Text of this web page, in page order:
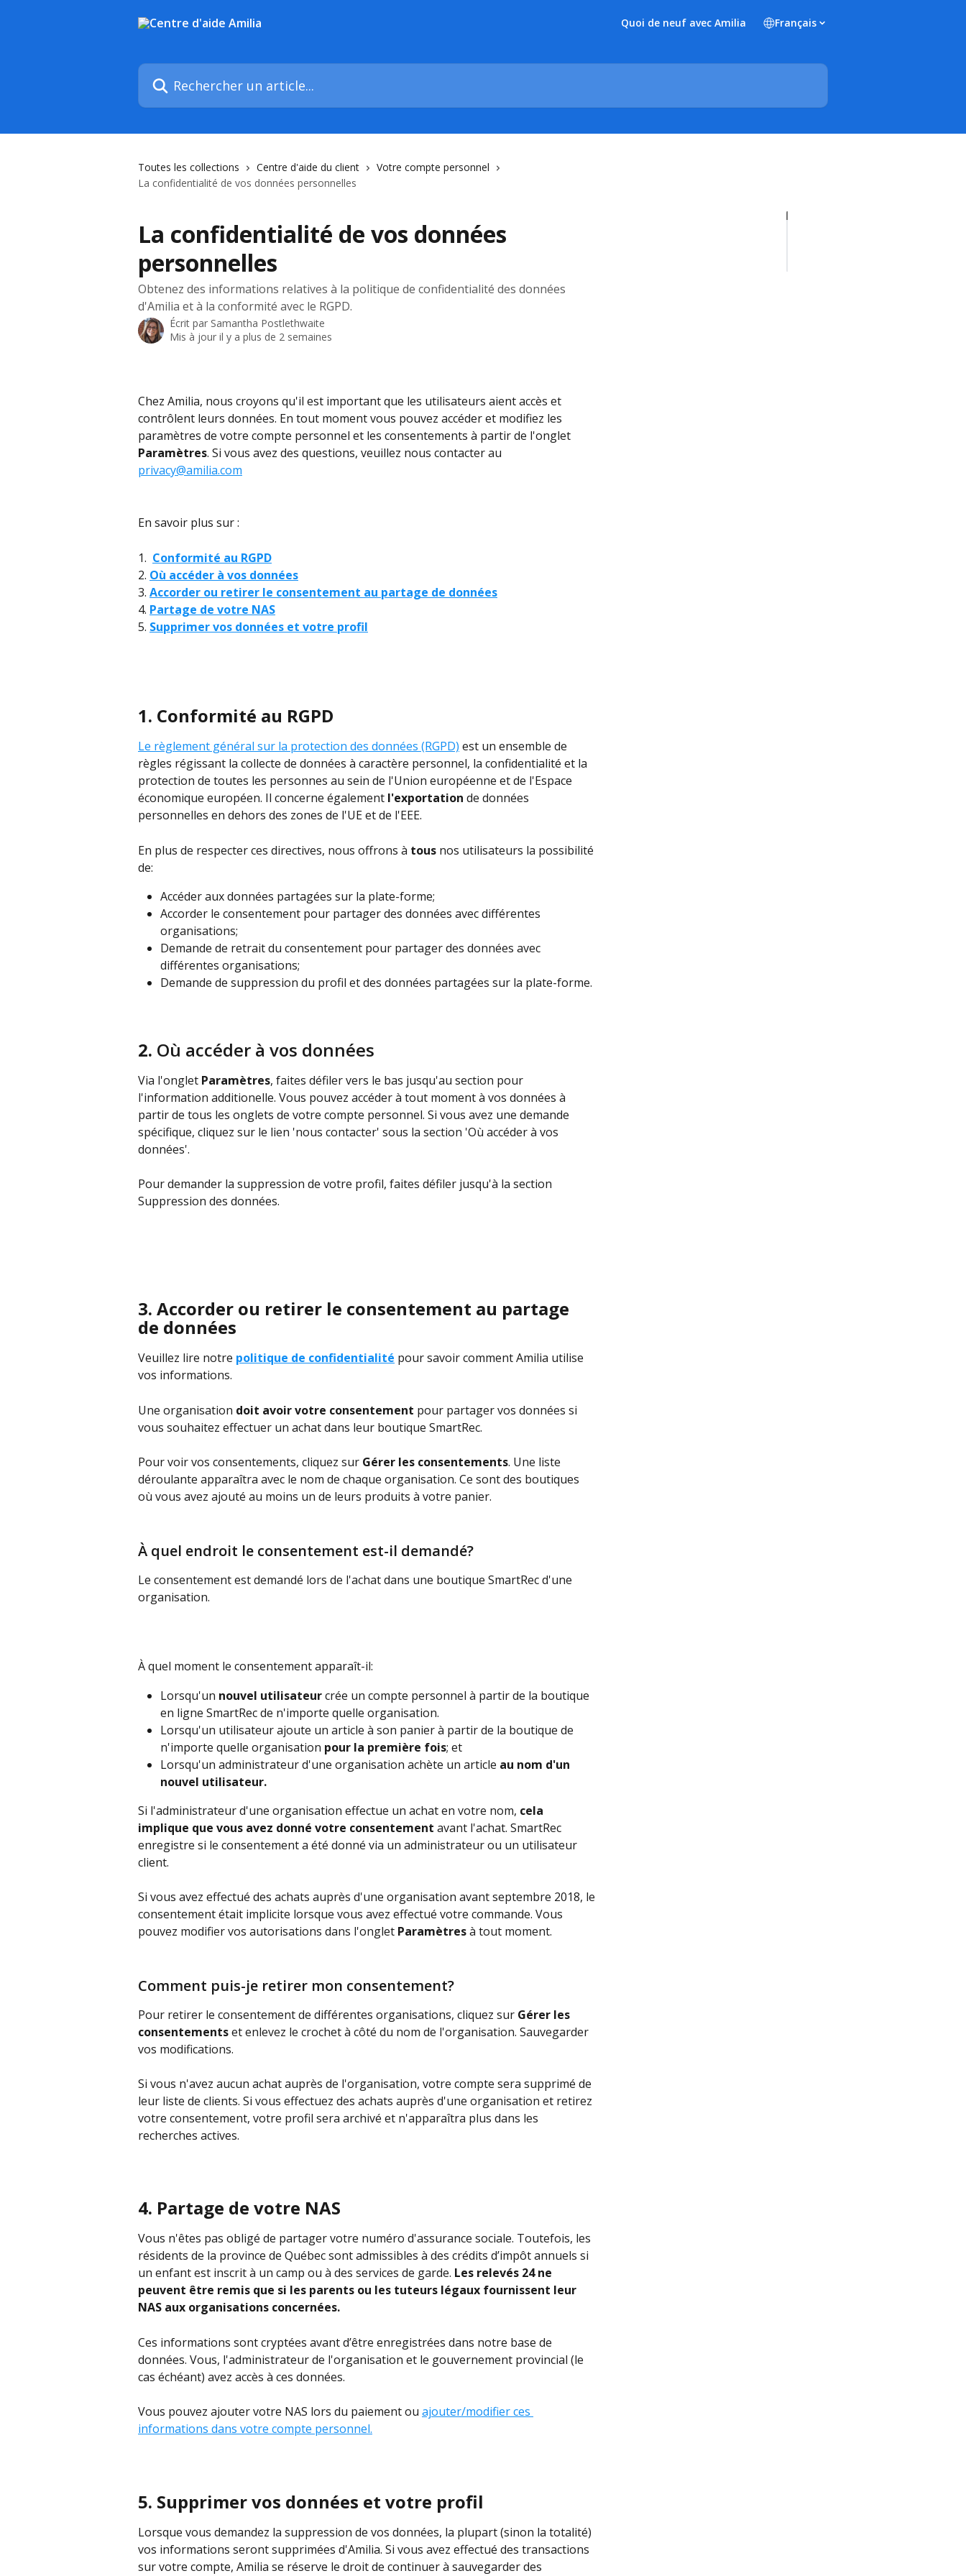
Quoi de neuf avec Amilia Français
Rechercher un article...
Toutes les collections Centre d'aide du client
Votre compte personnel
La confidentialité de vos données personnelles
La confidentialité de vos données
personnelles
Obtenez des informations relatives à la politique de confidentialité des données
d'Amilia et à la conformité avec le RGPD.
Écrit par Samantha Postlethwaite
Mis à jour il y a plus de 2 semaines
Chez Amilia, nous croyons qu'il est important que les utilisateurs aient accès et
contrôlent leurs données. En tout moment vous pouvez accéder et modifiez les
paramètres de votre compte personnel et les consentements à partir de l'onglet
Paramètres. Si vous avez des questions, veuillez nous contacter au
privacy@amilia.com
En savoir plus sur :
1. Conformité au RGPD
2. Où accéder à vos données
3. Accorder ou retirer le consentement au partage de données
4. Partage de votre NAS
5. Supprimer vos données et votre profil
1. Conformité au RGPD
Le règlement général sur la protection des données (RGPD) est un ensemble de
règles régissant la collecte de données à caractère personnel, la confidentialité et la
protection de toutes les personnes au sein de l'Union européenne et de l'Espace
économique européen. Il concerne également l'exportation de données
personnelles en dehors des zones de l'UE et de l'EEE.
En plus de respecter ces directives, nous offrons à tous nos utilisateurs la possibilité
de:
Accéder aux données partagées sur la plate-forme;
Accorder le consentement pour partager des données avec différentes
organisations;
Demande de retrait du consentement pour partager des données avec
différentes organisations;
Demande de suppression du profil et des données partagées sur la plate-forme.
2. Où accéder à vos données
Via l'onglet Paramètres, faites défiler vers le bas jusqu'au section pour
l'information additionelle. Vous pouvez accéder à tout moment à vos données à
partir de tous les onglets de votre compte personnel. Si vous avez une demande
spécifique, cliquez sur le lien 'nous contacter' sous la section 'Où accéder à vos
données'.
Pour demander la suppression de votre profil, faites défiler jusqu'à la section
Suppression des données.
3. Accorder ou retirer le consentement au partage
de données
Veuillez lire notre politique de confidentialité pour savoir comment Amilia utilise
vos informations.
Une organisation doit avoir votre consentement pour partager vos données si
vous souhaitez effectuer un achat dans leur boutique SmartRec.
Pour voir vos consentements, cliquez sur Gérer les consentements. Une liste
déroulante apparaîtra avec le nom de chaque organisation. Ce sont des boutiques
où vous avez ajouté au moins un de leurs produits à votre panier.
À quel endroit le consentement est-il demandé?
Le consentement est demandé lors de l'achat dans une boutique SmartRec d'une
organisation.
À quel moment le consentement apparaît-il:
Lorsqu'un nouvel utilisateur crée un compte personnel à partir de la boutique
en ligne SmartRec de n'importe quelle organisation.
Lorsqu'un utilisateur ajoute un article à son panier à partir de la boutique de
n'importe quelle organisation pour la première fois; et
Lorsqu'un administrateur d'une organisation achète un article au nom d'un
nouvel utilisateur.
Si l'administrateur d'une organisation effectue un achat en votre nom, cela
implique que vous avez donné votre consentement avant l'achat. SmartRec
enregistre si le consentement a été donné via un administrateur ou un utilisateur
client.
Si vous avez effectué des achats auprès d'une organisation avant septembre 2018, le
consentement était implicite lorsque vous avez effectué votre commande. Vous
pouvez modifier vos autorisations dans l'onglet Paramètres à tout moment.
Comment puis-je retirer mon consentement?
Pour retirer le consentement de différentes organisations, cliquez sur Gérer les
consentements et enlevez le crochet à côté du nom de l'organisation. Sauvegarder
vos modifications.
Si vous n'avez aucun achat auprès de l'organisation, votre compte sera supprimé de
leur liste de clients. Si vous effectuez des achats auprès d'une organisation et retirez
votre consentement, votre profil sera archivé et n'apparaîtra plus dans les
recherches actives.
4. Partage de votre NAS
Vous n'êtes pas obligé de partager votre numéro d'assurance sociale. Toutefois, les
résidents de la province de Québec sont admissibles à des crédits d’impôt annuels si
un enfant est inscrit à un camp ou à des services de garde. Les relevés 24 ne
peuvent être remis que si les parents ou les tuteurs légaux fournissent leur
NAS aux organisations concernées.
Ces informations sont cryptées avant d’être enregistrées dans notre base de
données. Vous, l'administrateur de l'organisation et le gouvernement provincial (le
cas échéant) avez accès à ces données.
Vous pouvez ajouter votre NAS lors du paiement ou ajouter/modifier ces
informations dans votre compte personnel.
5. Supprimer vos données et votre profil
Lorsque vous demandez la suppression de vos données, la plupart (sinon la totalité)
vos informations seront supprimées d'Amilia. Si vous avez effectué des transactions
sur votre compte, Amilia se réserve le droit de continuer à sauvegarder des